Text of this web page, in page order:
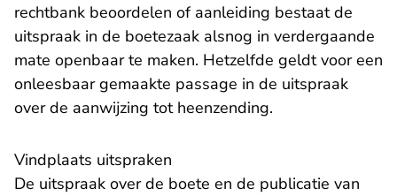
rechtbank beoordelen of aanleiding bestaat de
uitspraak in de boetezaak alsnog in verdergaande
mate openbaar te maken. Hetzelfde geldt voor een
onleesbaar gemaakte passage in de uitspraak
over de aanwijzing tot heenzending.
Vindplaats uitspraken
De uitspraak over de boete en de publicatie van